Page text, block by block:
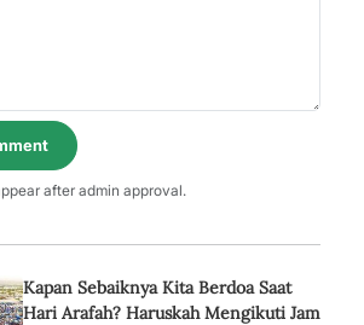
after admin approval.
Kapan Sebaiknya Kita Berdoa Saat
Hari Arafah? Haruskah Mengikuti Jam